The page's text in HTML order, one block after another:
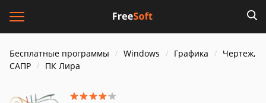
Бесплатные программы Windows Графика
Чертеж,
САПР
ПК Лира